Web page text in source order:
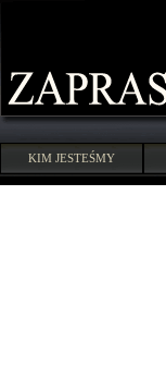
KIM JESTEŚMY